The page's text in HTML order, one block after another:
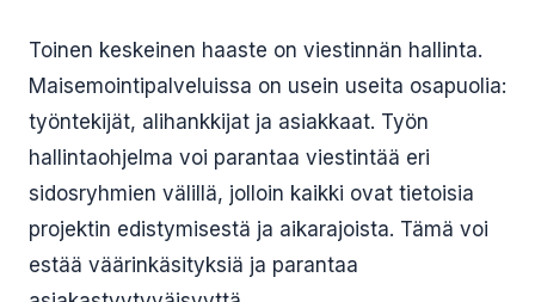
Toinen keskeinen haaste on viestinnän hallinta.
Maisemointipalveluissa on usein useita osapuolia:
työntekijät, alihankkijat ja asiakkaat. Työn
hallintaohjelma voi parantaa viestintää eri
sidosryhmien välillä, jolloin kaikki ovat tietoisia
projektin edistymisestä ja aikarajoista. Tämä voi
estää väärinkäsityksiä ja parantaa